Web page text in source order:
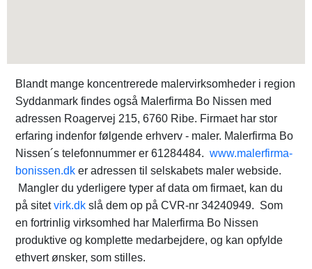
Blandt mange koncentrerede malervirksomheder i region
Syddanmark findes også Malerfirma Bo Nissen med
adressen Roagervej 215, 6760 Ribe. Firmaet har stor
erfaring indenfor følgende erhverv - maler. Malerfirma Bo
Nissen´s telefonnummer er 61284484. www.malerfirma-
bonissen.dk er adressen til selskabets maler webside.
Mangler du yderligere typer af data om firmaet, kan du
på sitetvirk.dk slå dem op på CVR-nr 34240949. Som
en fortrinlig virksomhed har Malerfirma Bo Nissen
produktive og komplette medarbejdere, og kan opfylde
ethvert ønsker, som stilles.